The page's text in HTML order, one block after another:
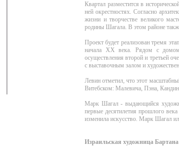
Квартал разместится в
ней окрестностях. Согласно
жизни и творчестве великого
родины Шагала. В этом районе
Проект будет реализован тремя
начала ХХ века. Рядом с домом-
осуществления второй и третьей
с выставочным залом и
Левин отметил, что этот
Витебском: Малевича, Пэна,
Марк Шагал - выдающийся
первые десятилетия прошлого
изменила искусство. Марк Шагал
Израильская художница